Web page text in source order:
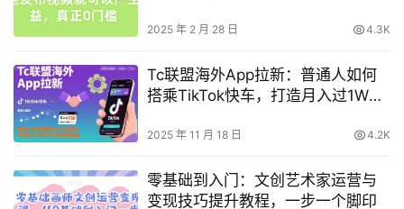
2025 年 2 月 28 日 4.3K
Tc联盟海外App拉新：普通人如何
搭乘TikTok快车，打造月入过1W的
2025 年 11 月 18 日 4.2K
零基础到入门：文创艺术家运营与
变现技巧提升教程，一步一个脚印